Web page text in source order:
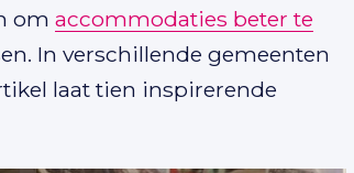
om accommodaties beter te
In verschillende gemeenten
laat tien inspirerende